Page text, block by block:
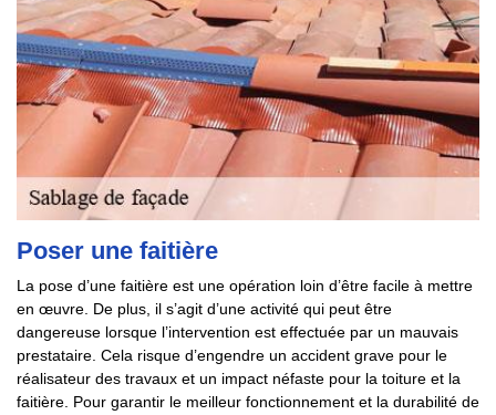
Poser une faitière
La pose d’une faitière est une opération loin d’être facile à mettre
en œuvre. De plus, il s’agit d’une activité qui peut être
dangereuse lorsque l’intervention est effectuée par un mauvais
prestataire. Cela risque d’engendre un accident grave pour le
réalisateur des travaux et un impact néfaste pour la toiture et la
faitière. Pour garantir le meilleur fonctionnement et la durabilité de